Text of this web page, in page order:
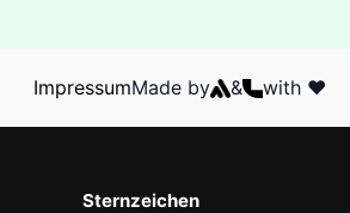
ImpressumMade by & with ❤️
Sternzeichen